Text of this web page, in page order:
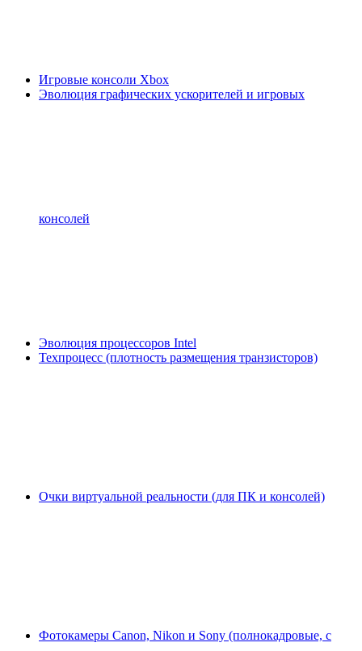
Игровые консоли Xbox
Эволюция графических ускорителей и игровых
консолей
Эволюция процессоров Intel
Техпроцесс (плотность размещения транзисторов)
Очки виртуальной реальности (для ПК и консолей)
Фотокамеры Canon, Nikon и Sony (полнокадровые, с